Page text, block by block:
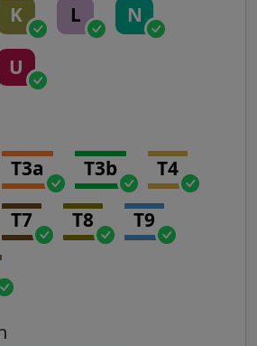
K L N
U
T3a T3b T4
T7 T8 T9